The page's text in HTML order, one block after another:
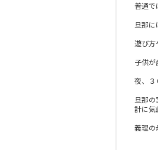
普通で
旦那に
遊び方
子供が
夜、３
旦那の
計に気
義理の